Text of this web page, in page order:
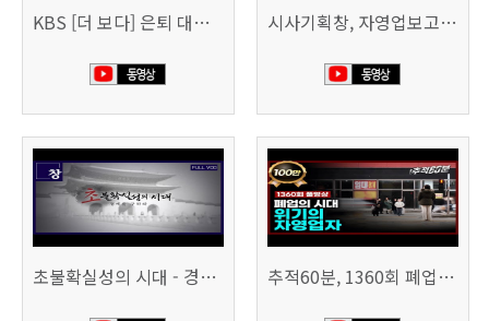
KBS [더 보다] 은퇴 대신 폐업 시사기획창, 자영업보고서 빚의 굴레 507회 (KBS 25.6.10)
초불확실성의 시대 - 경제를 구하라 494회 (KBS 25.2.11) 추적60분, 1360회 폐업의 시대, 위기의 자영업자